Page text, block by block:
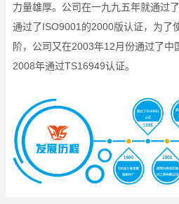
力量雄厚。公司在一九九五年就通过
通过了ISO9001的2000版认证，为了
阶，公司又在2003年12月份通过了中
2008年通过TS16949认证。